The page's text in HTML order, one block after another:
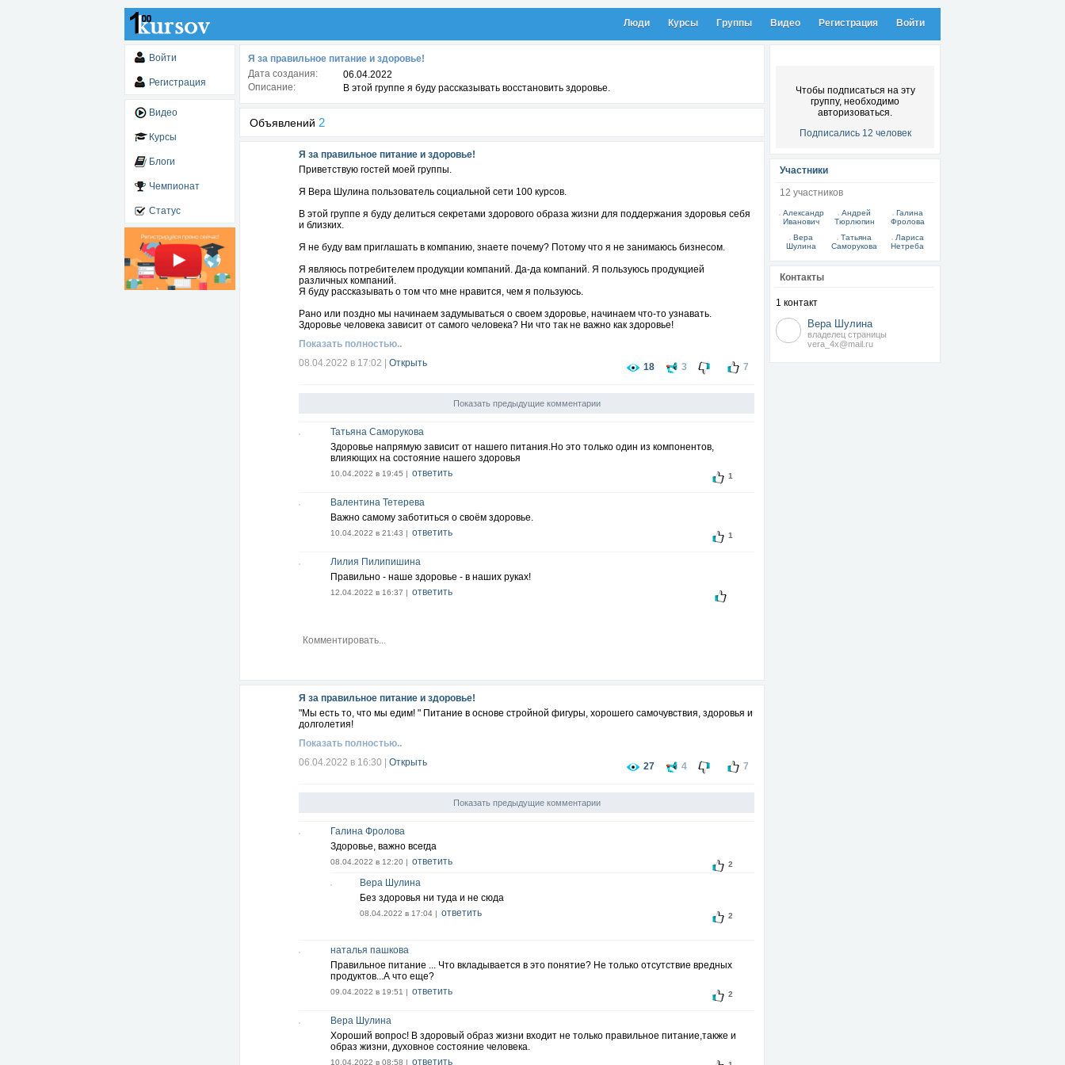
Люди Курсы Группы Видео Регистрация Войти
Войти
Регистрация
Видео
Курсы
Блоги
Чемпионат
Статус
Я за правильное питание и здоровье!
Дата создания:
06.04.2022
Описание:
В этой группе я буду рассказывать восстановить здоровье.
Объявлений 2
Я за правильное питание и здоровье!
Приветствую гостей моей группы.
Я Вера Шулина пользователь социальной сети 100 курсов.
В этой группе я буду делиться секретами здорового образа жизни для поддержания здоровья себя
и близких.
Я не буду вам приглашать в компанию, знаете почему? Потому что я не занимаюсь бизнесом.
Я являюсь потребителем продукции компаний. Да-да компаний. Я пользуюсь продукцией
различных компаний.
Я буду рассказывать о том что мне нравится, чем я пользуюсь.
Рано или поздно мы начинаем задумываться о своем здоровье, начинаем что-то узнавать.
Здоровье человека зависит от самого человека? Ни что так не важно как здоровье!
Показать полностью..
08.04.2022 в 17:02
Открыть 18 3 7
Показать предыдущие комментарии
Татьяна Саморукова
Здоровье напрямую зависит от нашего питания.Но это только один из компонентов,
влияющих на состояние нашего здоровья
10.04.2022 в 19:45 | ответить 1
Валентина Тетерева
Важно самому заботиться о своём здоровье.
10.04.2022 в 21:43 | ответить 1
Лилия Пилипишина
Правильно - наше здоровье - в наших руках!
12.04.2022 в 16:37 | ответить
Я за правильное питание и здоровье!
"Мы есть то, что мы едим! " Питание в основе стройной фигуры, хорошего самочувствия, здоровья и
долголетия!
Показать полностью..
06.04.2022 в 16:30
Открыть 27 4 7
Показать предыдущие комментарии
Галина Фролова
Здоровье, важно всегда
08.04.2022 в 12:20 | ответить 2
Вера Шулина
Без здоровья ни туда и не сюда
08.04.2022 в 17:04 | ответить 2
наталья пашкова
Правильное питание ... Что вкладывается в это понятие? Не только отсутствие вредных
продуктов...А что еще?
09.04.2022 в 19:51 | ответить 2
Вера Шулина
Хороший вопрос! В здоровый образ жизни входит не только правильное питание,также и
образ жизни, духовное состояние человека.
10.04.2022 в 08:58 | ответить
Чтобы подписаться на эту
группу, необходимо
авторизоваться.
Подписались 12 человек
Участники
12 участников
Александр
Иванович
Андрей
Тюрлюпин
Галина
Фролова
Вера
Шулина
Татьяна
Саморукова
Лариса
Нетреба
Контакты
1 контакт
Вера Шулина
владелец страницы
vera_4x@mail.ru